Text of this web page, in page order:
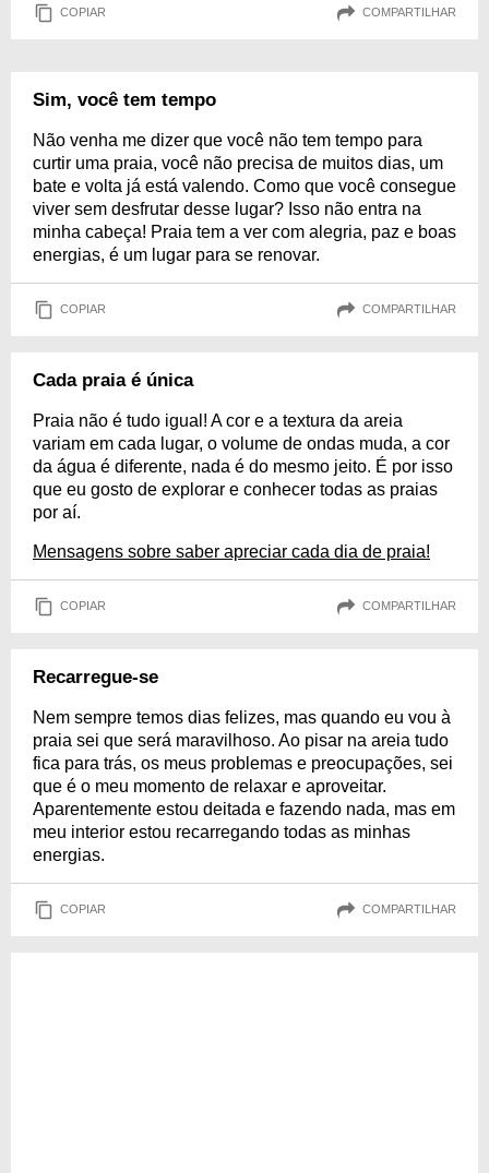
COPIAR COMPARTILHAR
Sim, você tem tempo
Não venha me dizer que você não tem tempo para
curtir uma praia, você não precisa de muitos dias, um
bate e volta já está valendo. Como que você consegue
viver sem desfrutar desse lugar? Isso não entra na
minha cabeça! Praia tem a ver com alegria, paz e boas
energias, é um lugar para se renovar.
COPIAR COMPARTILHAR
Cada praia é única
Praia não é tudo igual! A cor e a textura da areia
variam em cada lugar, o volume de ondas muda, a cor
da água é diferente, nada é do mesmo jeito. É por isso
que eu gosto de explorar e conhecer todas as praias
por aí.
Mensagens sobre saber apreciar cada dia de praia!
COPIAR COMPARTILHAR
Recarregue-se
Nem sempre temos dias felizes, mas quando eu vou à
praia sei que será maravilhoso. Ao pisar na areia tudo
fica para trás, os meus problemas e preocupações, sei
que é o meu momento de relaxar e aproveitar.
Aparentemente estou deitada e fazendo nada, mas em
meu interior estou recarregando todas as minhas
energias.
COPIAR COMPARTILHAR